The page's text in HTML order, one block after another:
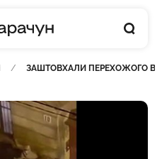
ЗАШТОВХАЛИ ПЕРЕХОЖОГО В